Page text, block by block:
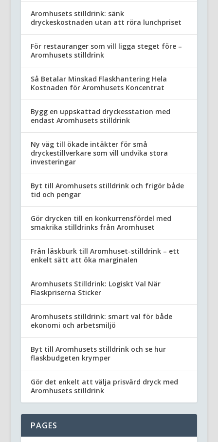
Aromhusets stilldrink: sänk
dryckeskostnaden utan att röra lunchpriset
För restauranger som vill ligga steget före –
Aromhusets stilldrink
Så Betalar Minskad Flaskhantering Hela
Kostnaden för Aromhusets Koncentrat
Bygg en uppskattad dryckesstation med
endast Aromhusets stilldrink
Ny väg till ökade intäkter för små
dryckestillverkare som vill undvika stora
investeringar
Byt till Aromhusets stilldrink och frigör både
tid och pengar
Gör drycken till en konkurrensfördel med
smakrika stilldrinks från Aromhuset
Från läskburk till Aromhuset-stilldrink – ett
enkelt sätt att öka marginalen
Aromhusets Stilldrink: Logiskt Val När
Flaskpriserna Sticker
Aromhusets stilldrink: smart val för både
ekonomi och arbetsmiljö
Byt till Aromhusets stilldrink och se hur
flaskbudgeten krymper
Gör det enkelt att välja prisvärd dryck med
Aromhusets stilldrink
PAGES